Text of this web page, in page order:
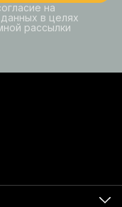
на
в целях
рассылки